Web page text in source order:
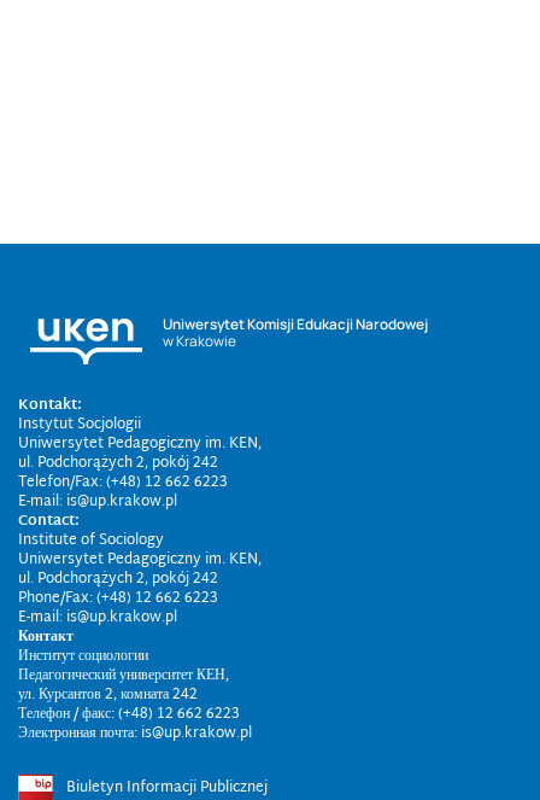
Uniwersytet Komisji Edukacji Narodowej
w Krakowie
Kontakt:
Instytut Socjologii
Uniwersytet Pedagogiczny im. KEN,
ul. Podchorążych 2, pokój 242
Telefon/Fax: (+48) 12 662 6223
E-mail: is@up.krakow.pl
Contact:
Institute of Sociology
Uniwersytet Pedagogiczny im. KEN,
ul. Podchorążych 2, pokój 242
Phone/Fax: (+48) 12 662 6223
E-mail: is@up.krakow.pl
Контакт
Институт социологии
Педагогический университет КЕН,
ул. Курсантов 2, комната 242
Телефон / факс: (+48) 12 662 6223
Электронная почта: is@up.krakow.pl
Biuletyn Informacji Publicznej